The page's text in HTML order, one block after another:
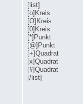
[list]
[o]Kreis
[O]Kreis
[0]Kreis
[*]Punkt
[@]Punkt
[+]Quadrat
[x]Quadrat
[#]Quadrat
[/list]